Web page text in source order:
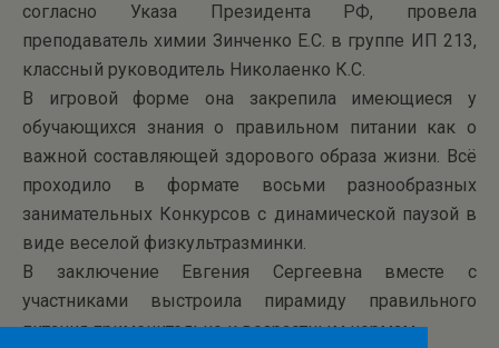
согласно Указа Президента РФ, провела
преподаватель химии Зинченко Е.С. в группе ИП 213,
классный руководитель Николаенко К.С.
В игровой форме она закрепила имеющиеся у
обучающихся знания о правильном питании как о
важной составляющей здорового образа жизни. Всё
проходило в формате восьми разнообразных
занимательных Конкурсов с динамической паузой в
виде веселой физкультразминки.
В заключение Евгения Сергеевна вместе с
участниками выстроила пирамиду правильного
питания применительно к возрастным нормам.